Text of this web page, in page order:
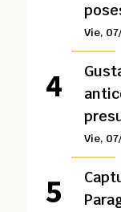
Vie,
Vie,